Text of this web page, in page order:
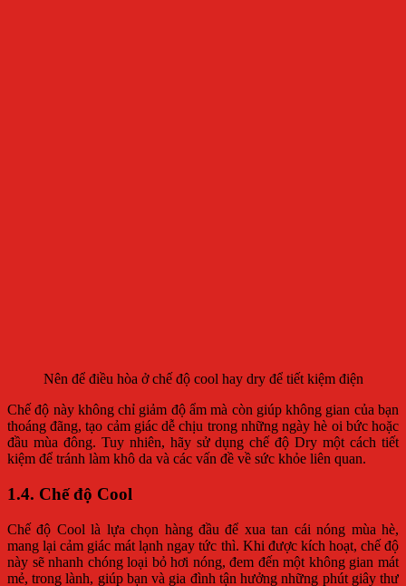
Nên để điều hòa ở chế độ cool hay dry để tiết kiệm điện
Chế độ này không chỉ giảm độ ẩm mà còn giúp không gian của bạn
thoáng đãng, tạo cảm giác dễ chịu trong những ngày hè oi bức hoặc
đầu mùa đông. Tuy nhiên, hãy sử dụng chế độ Dry một cách tiết
kiệm để tránh làm khô da và các vấn đề về sức khỏe liên quan.
1.4. Chế độ Cool
Chế độ Cool là lựa chọn hàng đầu để xua tan cái nóng mùa hè,
mang lại cảm giác mát lạnh ngay tức thì. Khi được kích hoạt, chế độ
này sẽ nhanh chóng loại bỏ hơi nóng, đem đến một không gian mát
mẻ, trong lành, giúp bạn và gia đình tận hưởng những phút giây thư